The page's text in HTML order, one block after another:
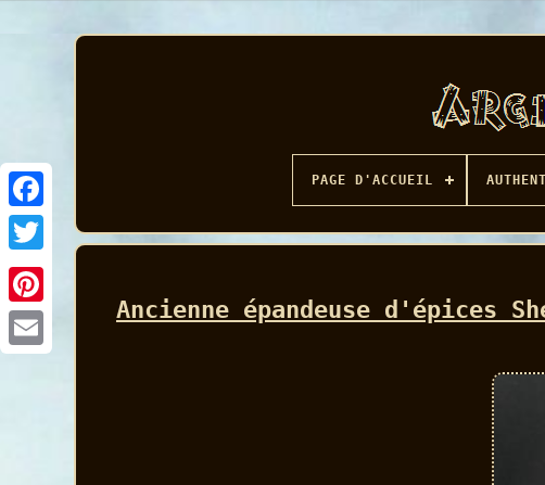
Facebook
PAGE D'ACCUEIL
Ancienne épandeuse d'épices